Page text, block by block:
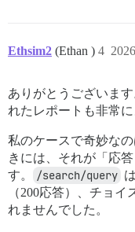
Ethsim2 (Ethan ) 4
ありがとうございま
れたレポートも非常に
私のケースで奇妙な
きには、それが「応
す。
/search/query は
（200応答）、チョ
れませんでした。